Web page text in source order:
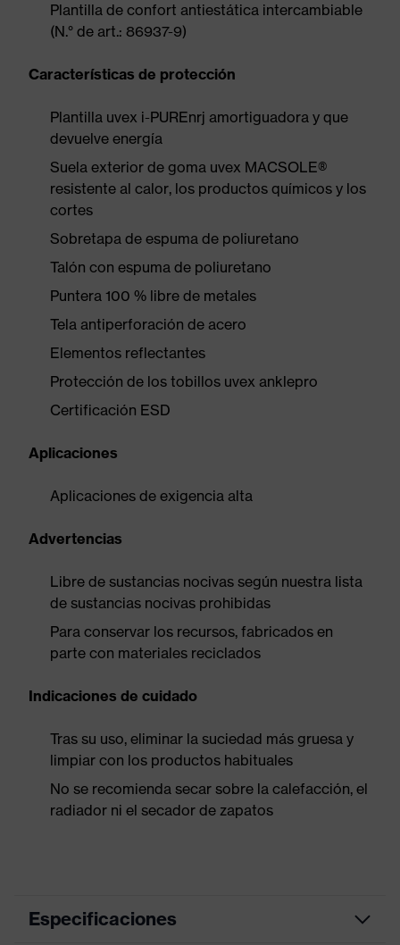
Plantilla de confort antiestática intercambiable
(N.° de art.: 86937-9)
Características de protección
Plantilla uvex i-PUREnrj amortiguadora y que
devuelve energía
Suela exterior de goma uvex MACSOLE®
resistente al calor, los productos químicos y los
cortes
Sobretapa de espuma de poliuretano
Talón con espuma de poliuretano
Puntera 100 % libre de metales
Tela antiperforación de acero
Elementos reflectantes
Protección de los tobillos uvex anklepro
Certificación ESD
Aplicaciones
Aplicaciones de exigencia alta
Advertencias
Libre de sustancias nocivas según nuestra lista
de sustancias nocivas prohibidas
Para conservar los recursos, fabricados en
parte con materiales reciclados
Indicaciones de cuidado
Tras su uso, eliminar la suciedad más gruesa y
limpiar con los productos habituales
No se recomienda secar sobre la calefacción, el
radiador ni el secador de zapatos
Especificaciones